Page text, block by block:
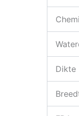
Dikte